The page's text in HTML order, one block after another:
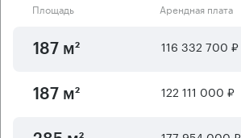
Площадь Арендная плата
187 м² 116 332 700 ₽
187 м² 122 111 000 ₽